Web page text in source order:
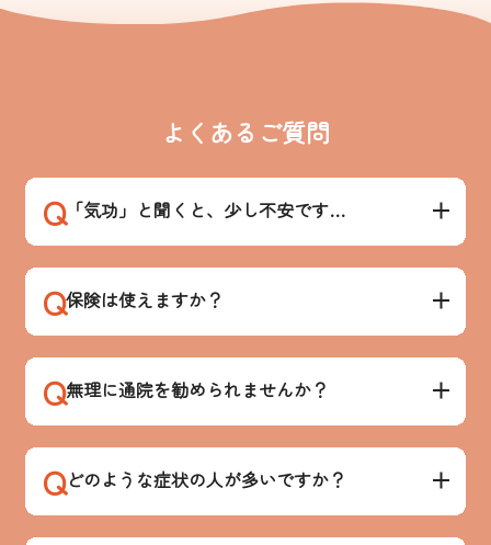
よくあるご質問
Q「気功」と聞くと、少し不安です…
Q保険は使えますか？
Q無理に通院を勧められませんか？
Qどのような症状の人が多いですか？